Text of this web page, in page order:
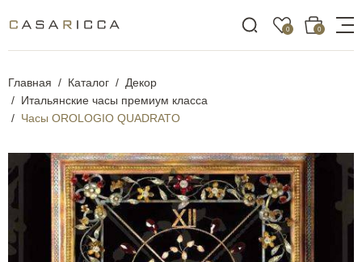
0 0
Главная Каталог
Декор
Итальянские часы премиум класса
Часы OROLOGIO QUADRATO